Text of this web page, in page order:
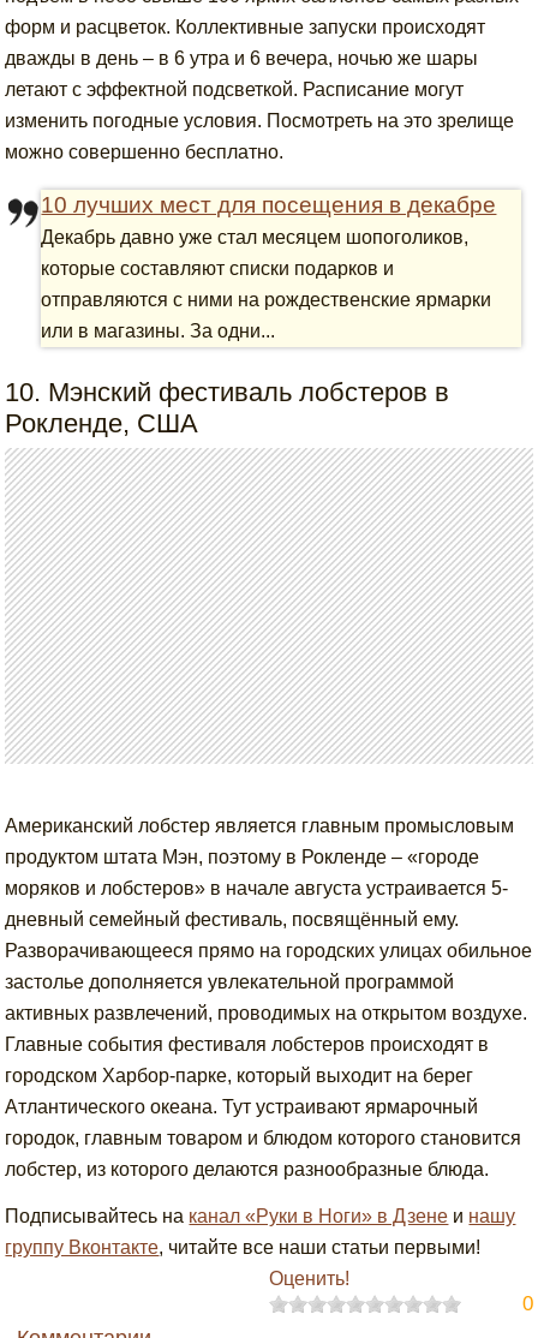
форм и расцветок. Коллективные запуски происходят
дважды в день – в 6 утра и 6 вечера, ночью же шары
летают с эффектной подсветкой. Расписание могут
изменить погодные условия. Посмотреть на это зрелище
можно совершенно бесплатно.
10 лучших мест для посещения в декабре
Декабрь давно уже стал месяцем шопоголиков,
которые составляют списки подарков и
отправляются с ними на рождественские ярмарки
или в магазины. За одни...
10. Мэнский фестиваль лобстеров в
Рокленде, США
Американский лобстер является главным промысловым
продуктом штата Мэн, поэтому в Рокленде – «городе
моряков и лобстеров» в начале августа устраивается 5-
дневный семейный фестиваль, посвящённый ему.
Разворачивающееся прямо на городских улицах обильное
застолье дополняется увлекательной программой
активных развлечений, проводимых на открытом воздухе.
Главные события фестиваля лобстеров происходят в
городском Харбор-парке, который выходит на берег
Атлантического океана. Тут устраивают ярмарочный
городок, главным товаром и блюдом которого становится
лобстер, из которого делаются разнообразные блюда.
Подписывайтесь на канал «Руки в Ноги» в Дзене и нашу
группу Вконтакте, читайте все наши статьи первыми!
Оценить!
0